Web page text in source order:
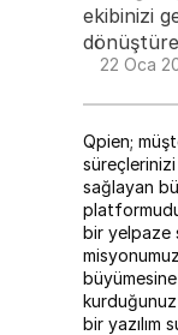
ekibinizi
22 Oca
Qpien;
sağlayan
bir yelpaze
bir yazılım